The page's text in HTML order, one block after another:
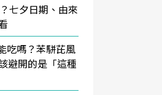
七夕日期、由來
吃嗎？苯駢芘風
避開的是「這種